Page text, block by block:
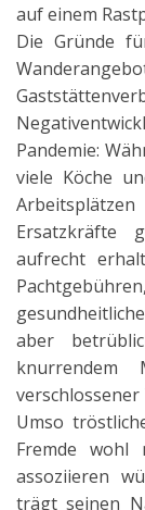
auf einem
Die Gründe
Pandemie:
viele Köche
Ersatzkräfte
aufrecht
aber
Umso
Fremde
assoziieren
trägt seinen